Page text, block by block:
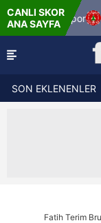
CANLI SKOR
ANA SAYFA
- Cum
19:00
SON EKLENENLER
Fatih Terim